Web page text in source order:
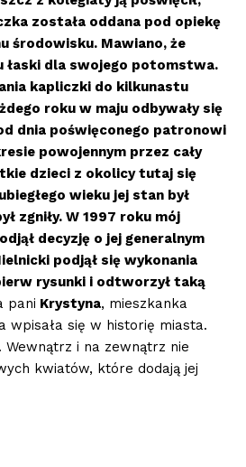
została oddana pod opiekę
środowisku. Mawiano, że
łaski dla swojego potomstwa.
kapliczki do kilkunastu
roku w maju odbywały się
dnia poświęconego patronowi
powojennym przez cały
dzieci z okolicy tutaj się
wieku jej stan był
zgniły. W 1997 roku mój
decyzję o jej generalnym
podjął się wykonania
rysunki i odtworzył taką
pani Krystyna, mieszkanka
wpisała się w historię miasta.
Wewnątrz i na zewnątrz nie
kwiatów, które dodają jej